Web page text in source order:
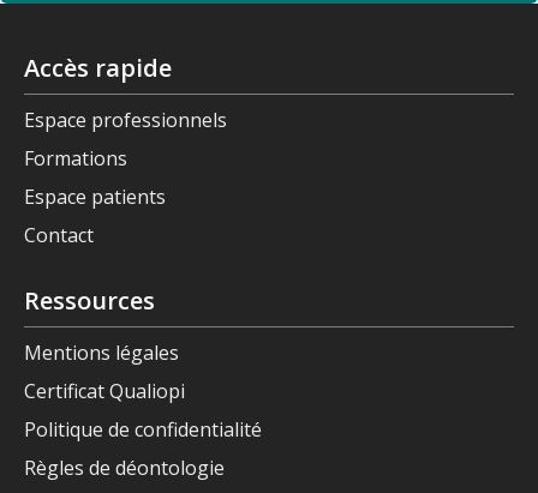
Accès rapide
Espace professionnels
Formations
Espace patients
Contact
Ressources
Mentions légales
Certificat Qualiopi
Politique de confidentialité
Règles de déontologie